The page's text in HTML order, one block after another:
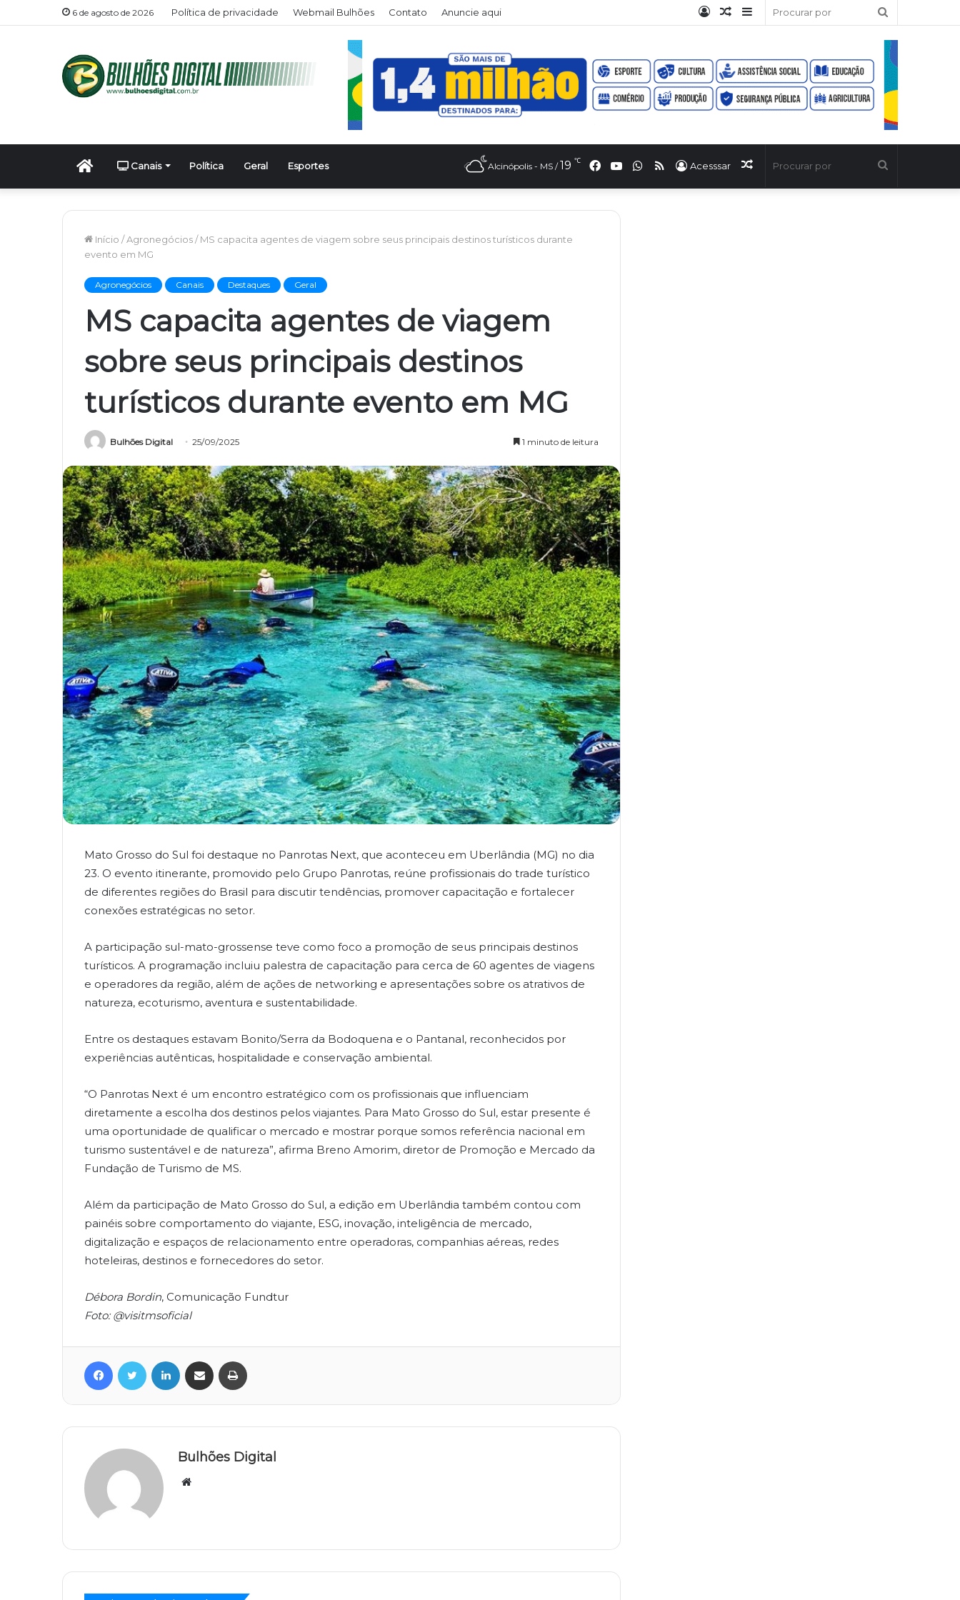
6 de agosto de 2026 Política de privacidade Webmail Bulhões Contato Anuncie aqui
por
Barra
Artigo
Entrar
Início Canais Política Geral Esportes Artigo
Acesssar
RSS
WhatsApp
YouTube
Facebook
Alcinópolis - MS / 19 ℃
Início /Agronegócios/ MS capacita agentes de viagem sobre seus principais destinos turísticos durante
evento em MG
Agronegócios Canais Destaques Geral
MS capacita agentes de viagem
sobre seus principais destinos
turísticos durante evento em MG
Bulhões Digital 25/09/2025 1 minuto de leitura
Mato Grosso do Sul foi destaque no Panrotas Next, que aconteceu em Uberlândia (MG) no dia
23. O evento itinerante, promovido pelo Grupo Panrotas, reúne profissionais do trade turístico
de diferentes regiões do Brasil para discutir tendências, promover capacitação e fortalecer
conexões estratégicas no setor.
A participação sul-mato-grossense teve como foco a promoção de seus principais destinos
turísticos. A programação incluiu palestra de capacitação para cerca de 60 agentes de viagens
e operadores da região, além de ações de networking e apresentações sobre os atrativos de
natureza, ecoturismo, aventura e sustentabilidade.
Entre os destaques estavam Bonito/Serra da Bodoquena e o Pantanal, reconhecidos por
experiências autênticas, hospitalidade e conservação ambiental.
“O Panrotas Next é um encontro estratégico com os profissionais que influenciam
diretamente a escolha dos destinos pelos viajantes. Para Mato Grosso do Sul, estar presente é
uma oportunidade de qualificar o mercado e mostrar porque somos referência nacional em
turismo sustentável e de natureza”, afirma Breno Amorim, diretor de Promoção e Mercado da
Fundação de Turismo de MS.
Além da participação de Mato Grosso do Sul, a edição em Uberlândia também contou com
painéis sobre comportamento do viajante, ESG, inovação, inteligência de mercado,
digitalização e espaços de relacionamento entre operadoras, companhias aéreas, redes
hoteleiras, destinos e fornecedores do setor.
Débora Bordin, Comunicação Fundtur
Foto: @visitmsoficial
FacebookTwitter Linkedin Compartilhar via e-mail
Bulhões Digital
Website